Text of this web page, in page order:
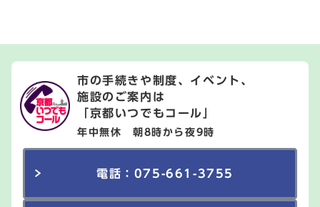
市の手続きや制度、イベント、
施設のご案内は
「京都いつでもコール」
年中無休 朝8時から夜9時
電話：075-661-3755